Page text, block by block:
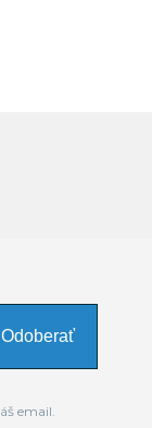
Odoberať
email.